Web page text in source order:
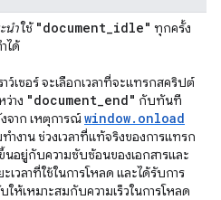
นำใช้ "document_idle" ทุกครั้ง
ได้
าว์เซอร์ จะเลือกเวลาที่จะแทรกสคริปต์
ว่าง "document_end" กับทันที
จาก เหตุการณ์window.onload
ทำงาน ช่วงเวลาที่แท้จริงของการแทรก
นอยู่กับความซับซ้อนของเอกสารและ
ะเวลาที่ใช้ในการโหลด และได้รับการ
ให้เหมาะสมกับความเร็วในการโหลด